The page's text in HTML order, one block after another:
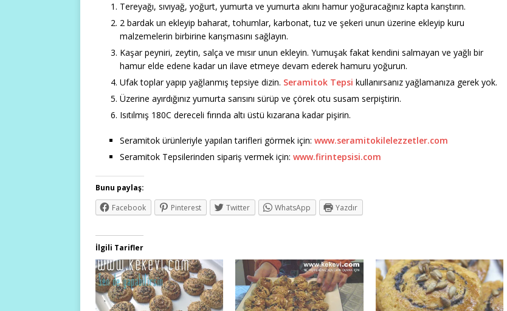
Tereyağı, sıvıyağ, yoğurt, yumurta ve yumurta akını hamur yoğuracağınız kapta karıştırın.
2 bardak un ekleyip baharat, tohumlar, karbonat, tuz ve şekeri unun üzerine ekleyip kuru
malzemelerin birbirine karışmasını sağlayın.
Kaşar peyniri, zeytin, salça ve mısır unun ekleyin. Yumuşak fakat kendini salmayan ve yağlı bir
hamur elde edene kadar un ilave etmeye devam ederek hamuru yoğurun.
Ufak toplar yapıp yağlanmış tepsiye dizin. Seramitok Tepsi kullanırsanız yağlamanıza gerek yok.
Üzerine ayırdığınız yumurta sarısını sürüp ve çörek otu susam serpiştirin.
Isıtılmış 180C dereceli fırında altı üstü kızarana kadar pişirin.
Seramitok ürünleriyle yapılan tarifleri görmek için: www.seramitokilelezzetler.com
Seramitok Tepsilerinden sipariş vermek için: www.firintepsisi.com
Bunu paylaş:
Facebook
Pinterest Twitter WhatsApp Yazdır
İlgili Tarifler